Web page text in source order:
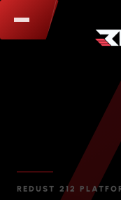
REDUST 212